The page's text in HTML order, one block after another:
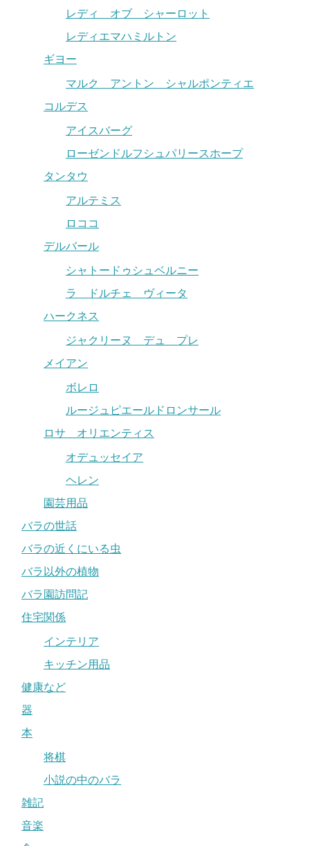
レディ オブ シャーロット
レディエマハミルトン
ギヨー
マルク アントン シャルポンティエ
コルデス
アイスバーグ
ローゼンドルフシュパリースホープ
タンタウ
アルテミス
ロココ
デルバール
シャトードゥシュベルニー
ラ ドルチェ ヴィータ
ハークネス
ジャクリーヌ デュ プレ
メイアン
ボレロ
ルージュピエールドロンサール
ロサ オリエンティス
オデュッセイア
ヘレン
園芸用品
バラの世話
バラの近くにいる虫
バラ以外の植物
バラ園訪問記
住宅関係
インテリア
キッチン用品
健康など
器
本
将棋
小説の中のバラ
雑記
音楽